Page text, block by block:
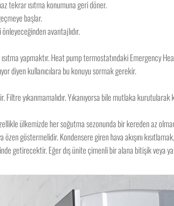
tekrar ısıtma konumuna geri döner.
başlar.
önleyeceğinden avantajlıdır.
yapmaktır. Heat pump termostatındaki Emergency
diyen kullanıcılara bu konuyu sormak gerekir.
yıkanmamalıdır. Yıkanıyorsa bile mutlaka kurutularak
ülkemizde her soğutma sezonunda bir kereden az
göstermelidir. Kondensere giren hava akışını
getirecektir. Eğer dış ünite çimenli bir alana bitişik